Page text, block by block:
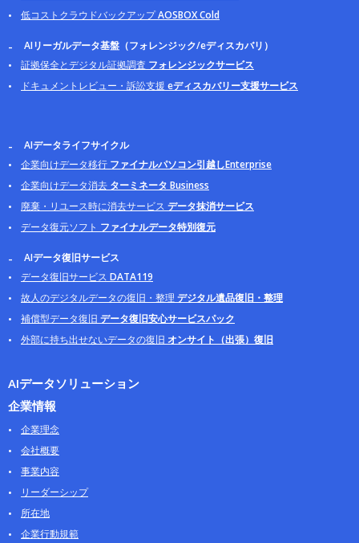
低コストクラウドバックアップAOSBOX Cold
AIリーガルデータ基盤（フォレンジック/eディスカバリ）
証拠保全とデジタル証拠調査 フォレンジックサービス
ドキュメントレビュー・訴訟支援 eディスカバリー支援サービス
AIデータライフサイクル
企業向けデータ移行 ファイナルパソコン引越しEnterprise
企業向けデータ消去 ターミネータ Business
廃棄・リユース時に消去サービス データ抹消サービス
データ復元ソフト ファイナルデータ特別復元
AIデータ復旧サービス
データ復旧サービス DATA119
故人のデジタルデータの復旧・整理 デジタル遺品復旧・整理
補償型データ復旧 データ復旧安心サービスパック
外部に持ち出せないデータの復旧 オンサイト（出張）復旧
AIデータソリューション
企業情報
企業理念
会社概要
事業内容
リーダーシップ
所在地
企業行動規範